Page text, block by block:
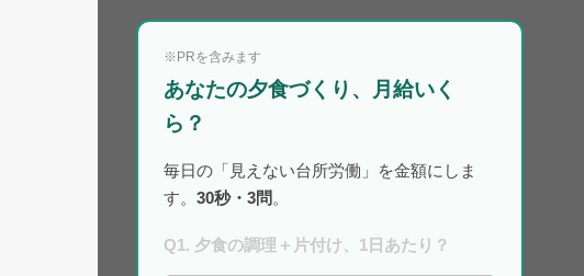
※PRを含みます
あなたの夕食づくり、月給いく
ら？
毎日の「見えない台所労働」を金額にしま
す。 30秒・3問 。
Q1. 夕食の調理＋片付け、1日あたり？